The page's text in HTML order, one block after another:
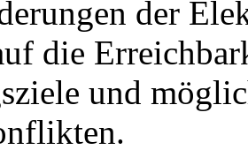
der
die
und